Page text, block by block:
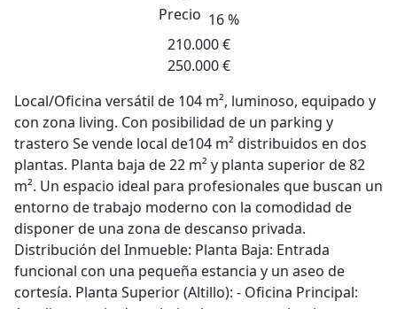
Precio 16 %
210.000 €
250.000 €
Local/Oficina versátil de 104 m², luminoso, equipado y
con zona living. Con posibilidad de un parking y
trastero Se vende local de104 m² distribuidos en dos
plantas. Planta baja de 22 m² y planta superior de 82
m². Un espacio ideal para profesionales que buscan un
entorno de trabajo moderno con la comodidad de
disponer de una zona de descanso privada.
Distribución del Inmueble: Planta Baja: Entrada
funcional con una pequeña estancia y un aseo de
cortesía. Planta Superior (Altillo): - Oficina Principal: